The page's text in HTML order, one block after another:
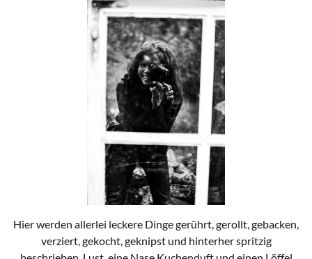
Hier werden allerlei leckere Dinge gerührt, gerollt, gebacken,
verziert, gekocht, geknipst und hinterher spritzig